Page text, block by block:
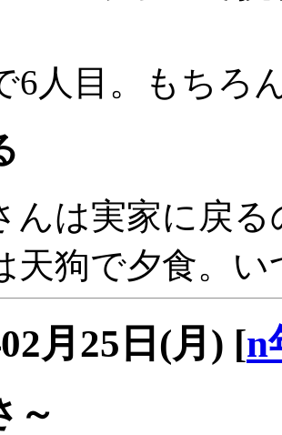
6人目。もちろ
んは実家に戻
天狗で夕食。
月25日(月) [n
～